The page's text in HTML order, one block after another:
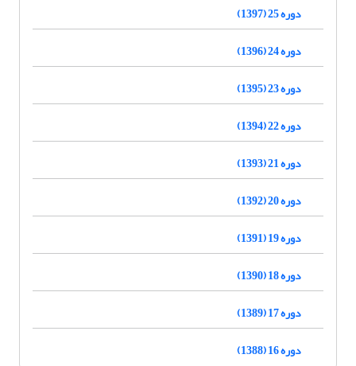
دوره 25 (1397)
دوره 24 (1396)
دوره 23 (1395)
دوره 22 (1394)
دوره 21 (1393)
دوره 20 (1392)
دوره 19 (1391)
دوره 18 (1390)
دوره 17 (1389)
دوره 16 (1388)